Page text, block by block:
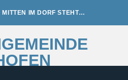
IM DORF STEHT…